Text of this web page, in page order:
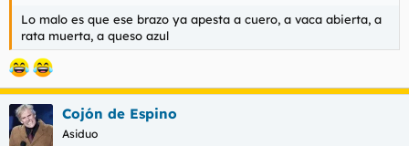
Lo malo es que ese brazo ya apesta a cuero, a vaca abierta, a
rata muerta, a queso azul
Cojón de Espino
Asiduo